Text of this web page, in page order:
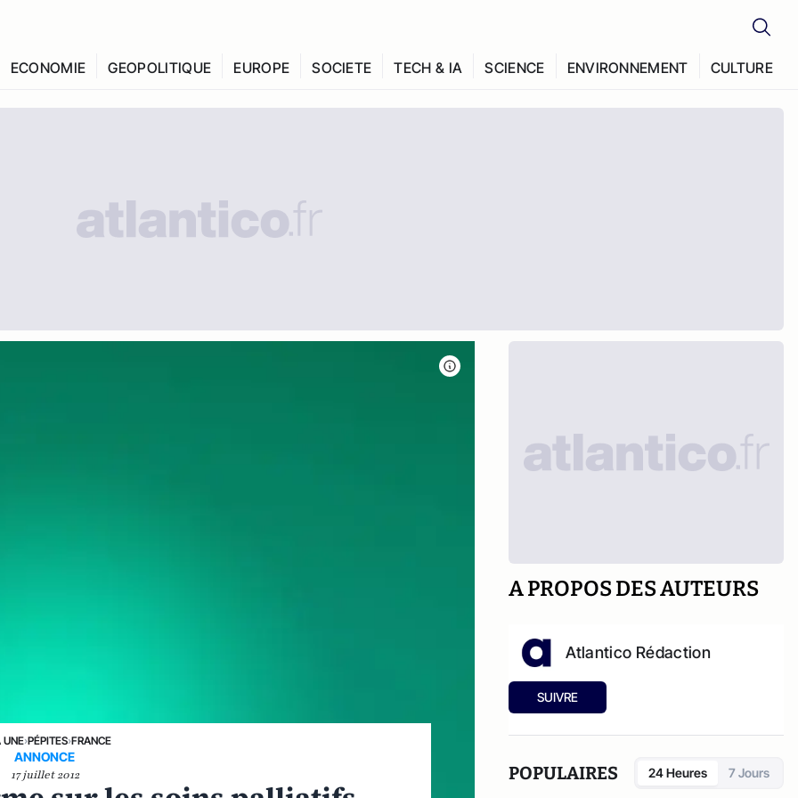
ECONOMIE GEOPOLITIQUE EUROPE SOCIETE TECH & IA SCIENCE ENVIRONNEMENT CULTURE
UNE›PÉPITES›FRANCE
ANNONCE
17 juillet 2012
A PROPOS DES AUTEURS
Atlantico Rédaction
SUIVRE
POPULAIRES 24 Heures 7 Jours